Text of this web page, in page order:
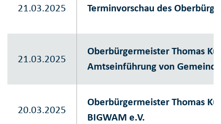
21.03.2025 Terminvorschau des
21.03.2025
Oberbürgermeister Thomas
Amtseinführung von
20.03.2025
Oberbürgermeister Thomas
BIGWAM e.V.